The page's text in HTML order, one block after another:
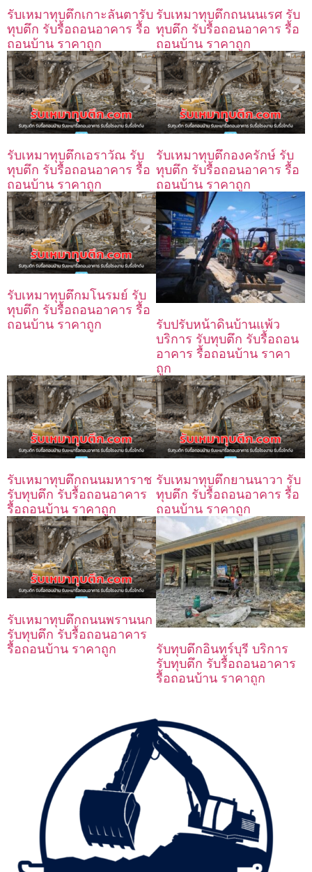
รับเหมาทุบตึกเกาะลันตารับ
ทุบตึก รับรื้อถอนอาคาร รื้อ
ถอนบ้าน ราคาถูก
รับเหมาทุบตึกถนนนเรศ รับ
ทุบตึก รับรื้อถอนอาคาร รื้อ
ถอนบ้าน ราคาถูก
รับเหมาทุบตึกเอราวัณ รับ
ทุบตึก รับรื้อถอนอาคาร รื้อ
ถอนบ้าน ราคาถูก
รับเหมาทุบตึกองครักษ์ รับ
ทุบตึก รับรื้อถอนอาคาร รื้อ
ถอนบ้าน ราคาถูก
รับเหมาทุบตึกมโนรมย์ รับ
ทุบตึก รับรื้อถอนอาคาร รื้อ
ถอนบ้าน ราคาถูก
รับปรับหน้าดินบ้านแพ้ว
บริการ รับทุบตึก รับรื้อถอน
อาคาร รื้อถอนบ้าน ราคา
ถูก
รับเหมาทุบตึกถนนมหาราช
รับทุบตึก รับรื้อถอนอาคาร
รื้อถอนบ้าน ราคาถูก
รับเหมาทุบตึกยานนาวา รับ
ทุบตึก รับรื้อถอนอาคาร รื้อ
ถอนบ้าน ราคาถูก
รับเหมาทุบตึกถนนพรานนก
รับทุบตึก รับรื้อถอนอาคาร
รื้อถอนบ้าน ราคาถูก
รับทุบตึกอินทร์บุรี บริการ
รับทุบตึก รับรื้อถอนอาคาร
รื้อถอนบ้าน ราคาถูก